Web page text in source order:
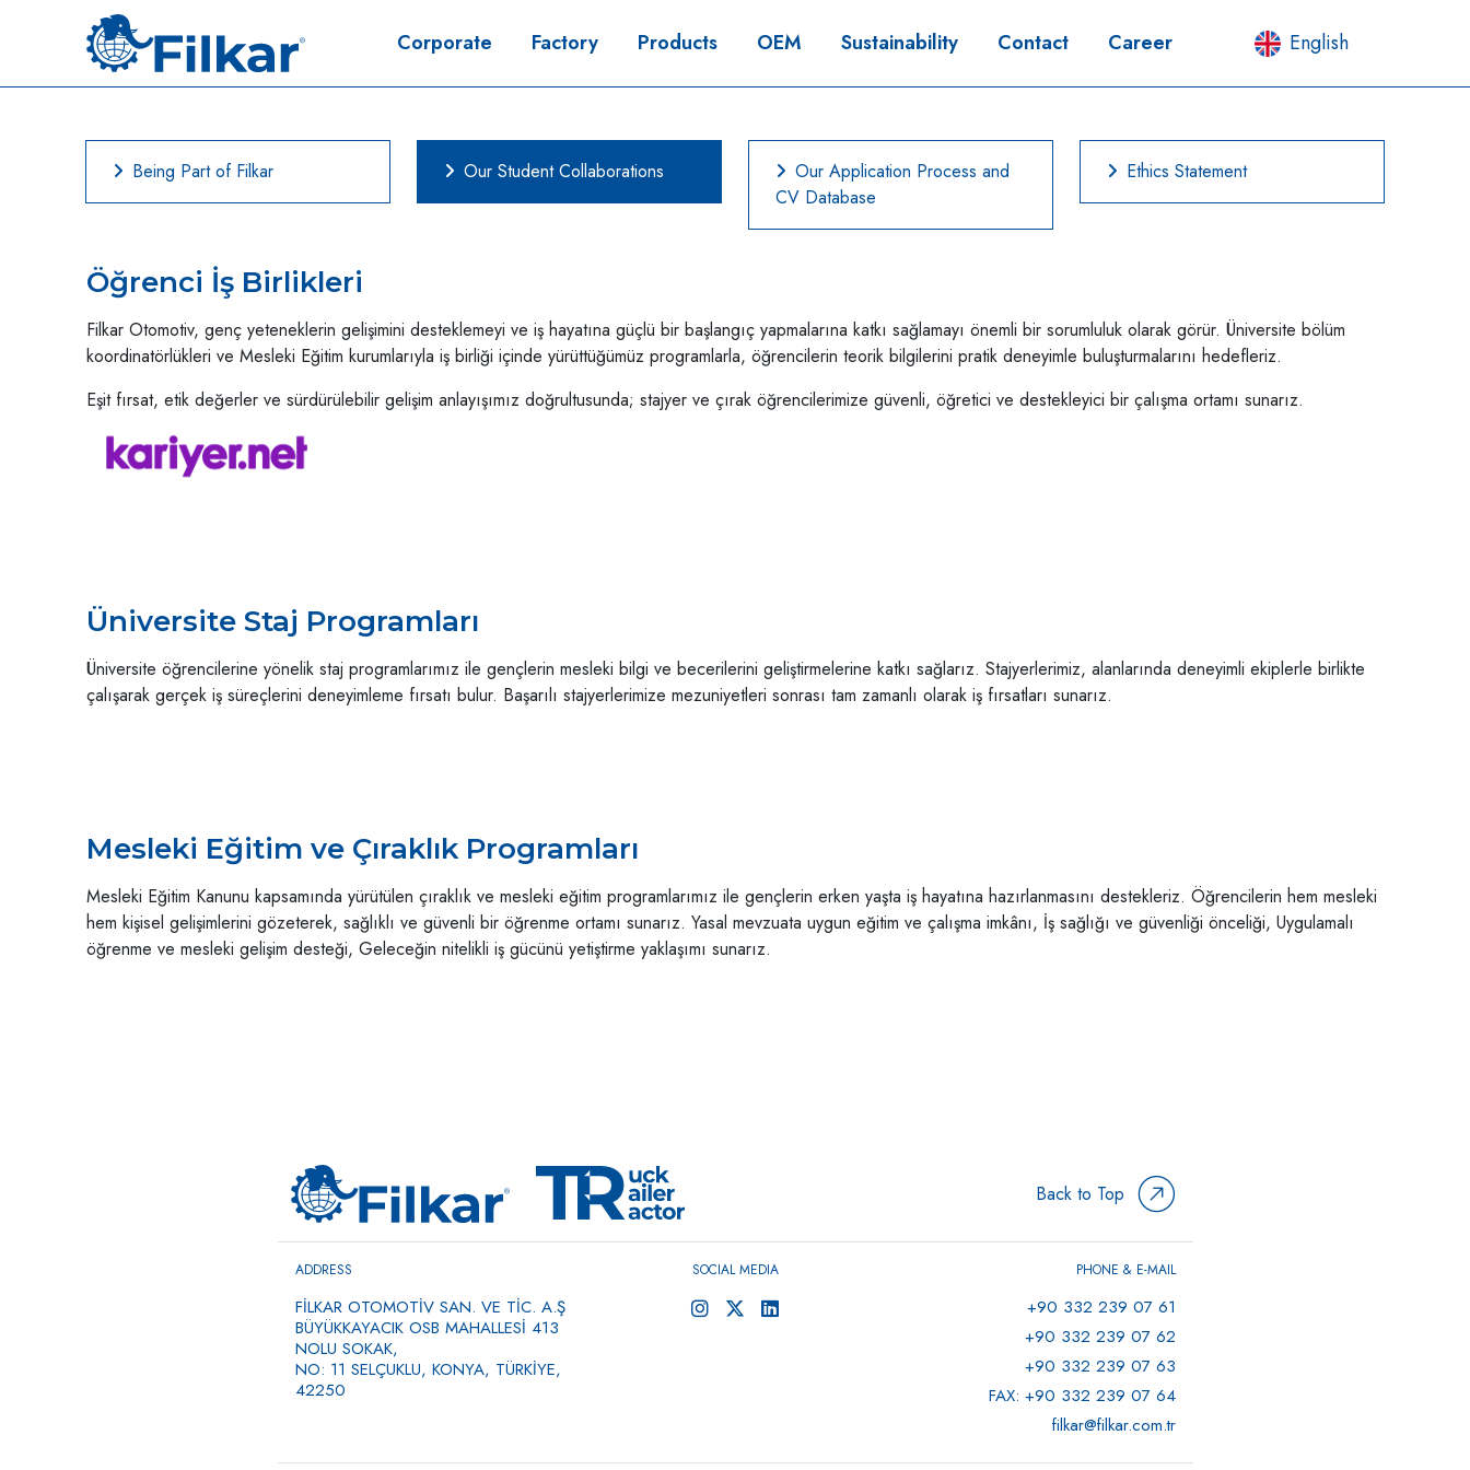
Corporate Factory Products OEM Sustainability Contact Career English
Being Part of Filkar Our Student Collaborations
Our Application Process and
CV Database
Ethics Statement
Öğrenci İş Birlikleri
Filkar Otomotiv, genç yeteneklerin gelişimini desteklemeyi ve iş hayatına güçlü bir başlangıç yapmalarına katkı sağlamayı önemli bir sorumluluk olarak görür. Üniversite bölüm
koordinatörlükleri ve Mesleki Eğitim kurumlarıyla iş birliği içinde yürüttüğümüz programlarla, öğrencilerin teorik bilgilerini pratik deneyimle buluşturmalarını hedefleriz.
Eşit fırsat, etik değerler ve sürdürülebilir gelişim anlayışımız doğrultusunda; stajyer ve çırak öğrencilerimize güvenli, öğretici ve destekleyici bir çalışma ortamı sunarız.
Üniversite Staj Programları
Üniversite öğrencilerine yönelik staj programlarımız ile gençlerin mesleki bilgi ve becerilerini geliştirmelerine katkı sağlarız. Stajyerlerimiz, alanlarında deneyimli ekiplerle birlikte
çalışarak gerçek iş süreçlerini deneyimleme fırsatı bulur. Başarılı stajyerlerimize mezuniyetleri sonrası tam zamanlı olarak iş fırsatları sunarız.
Mesleki Eğitim ve Çıraklık Programları
Mesleki Eğitim Kanunu kapsamında yürütülen çıraklık ve mesleki eğitim programlarımız ile gençlerin erken yaşta iş hayatına hazırlanmasını destekleriz. Öğrencilerin hem mesleki
hem kişisel gelişimlerini gözeterek, sağlıklı ve güvenli bir öğrenme ortamı sunarız. Yasal mevzuata uygun eğitim ve çalışma imkânı, İş sağlığı ve güvenliği önceliği, Uygulamalı
öğrenme ve mesleki gelişim desteği, Geleceğin nitelikli iş gücünü yetiştirme yaklaşımı sunarız.
Back to Top
SOCIAL MEDIA
ADDRESS
FİLKAR OTOMOTİV SAN. VE TİC. A.Ş
BÜYÜKKAYACIK OSB MAHALLESİ 413
NOLU SOKAK,
NO: 11 SELÇUKLU, KONYA, TÜRKİYE,
42250
PHONE & E-MAIL
+90 332 239 07 61
+90 332 239 07 62
+90 332 239 07 63
FAX: +90 332 239 07 64
filkar@filkar.com.tr